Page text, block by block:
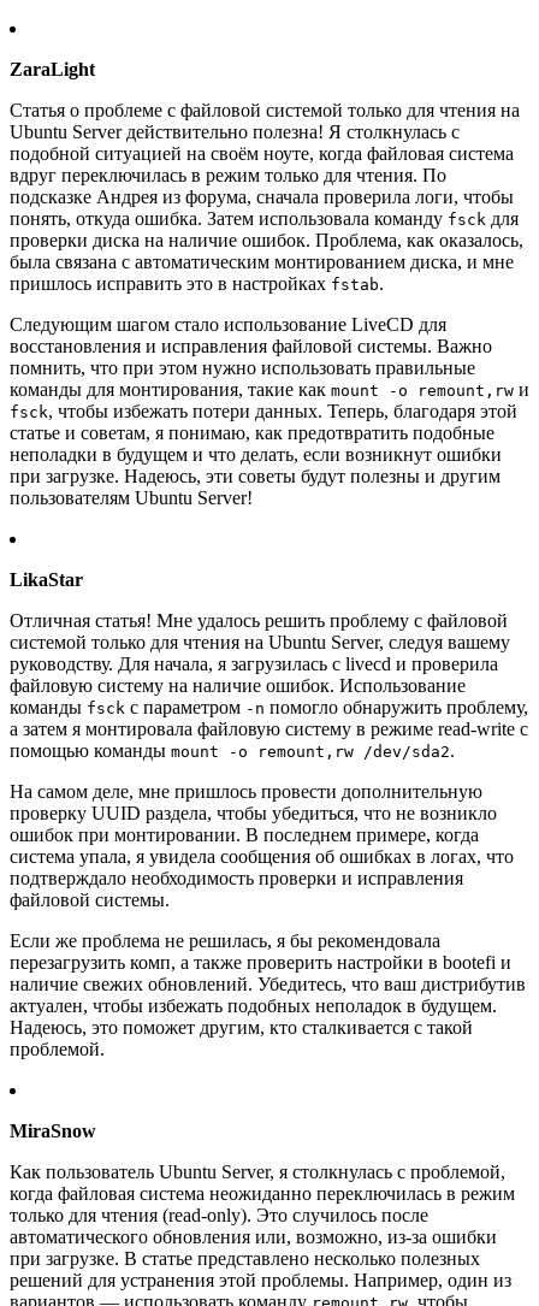
ZaraLight
Статья о проблеме с файловой системой только для чтения на
Ubuntu Server действительно полезна! Я столкнулась с
подобной ситуацией на своём ноуте, когда файловая система
вдруг переключилась в режим только для чтения. По
подсказке Андрея из форума, сначала проверила логи, чтобы
понять, откуда ошибка. Затем использовала команду fsck для
проверки диска на наличие ошибок. Проблема, как оказалось,
была связана с автоматическим монтированием диска, и мне
пришлось исправить это в настройках fstab.
Следующим шагом стало использование LiveCD для
восстановления и исправления файловой системы. Важно
помнить, что при этом нужно использовать правильные
команды для монтирования, такие как mount -o remount,rw и
fsck, чтобы избежать потери данных. Теперь, благодаря этой
статье и советам, я понимаю, как предотвратить подобные
неполадки в будущем и что делать, если возникнут ошибки
при загрузке. Надеюсь, эти советы будут полезны и другим
пользователям Ubuntu Server!
LikaStar
Отличная статья! Мне удалось решить проблему с файловой
системой только для чтения на Ubuntu Server, следуя вашему
руководству. Для начала, я загрузилась с livecd и проверила
файловую систему на наличие ошибок. Использование
команды fsck с параметром -n помогло обнаружить проблему,
а затем я монтировала файловую систему в режиме read-write с
помощью команды mount -o remount,rw /dev/sda2.
На самом деле, мне пришлось провести дополнительную
проверку UUID раздела, чтобы убедиться, что не возникло
ошибок при монтировании. В последнем примере, когда
система упала, я увидела сообщения об ошибках в логах, что
подтверждало необходимость проверки и исправления
файловой системы.
Если же проблема не решилась, я бы рекомендовала
перезагрузить комп, а также проверить настройки в bootefi и
наличие свежих обновлений. Убедитесь, что ваш дистрибутив
актуален, чтобы избежать подобных неполадок в будущем.
Надеюсь, это поможет другим, кто сталкивается с такой
проблемой.
MiraSnow
Как пользователь Ubuntu Server, я столкнулась с проблемой,
когда файловая система неожиданно переключилась в режим
только для чтения (read-only). Это случилось после
автоматического обновления или, возможно, из-за ошибки
при загрузке. В статье представлено несколько полезных
решений для устранения этой проблемы. Например, один из